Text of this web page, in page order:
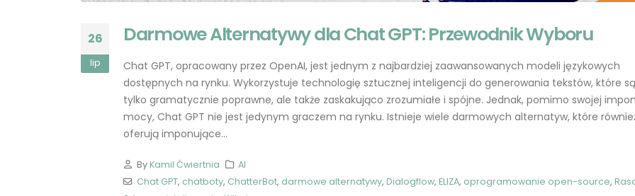
26
lip
Darmowe Alternatywy dla Chat GPT: Przewodnik Wyboru
Chat GPT, opracowany przez OpenAI, jest jednym z najbardziej zaawansowanych modeli językowych
dostępnych na rynku. Wykorzystuje technologię sztucznej inteligencji do generowania tekstów, które
tylko gramatycznie poprawne, ale także zaskakująco zrozumiałe i spójne. Jednak, pomimo swojej
mocy, Chat GPT nie jest jedynym graczem na rynku. Istnieje wiele darmowych alternatyw, które
oferują imponujące...
ByKamil Ćwiertnia
AI
Chat GPT, chatboty, ChatterBot, darmowe alternatywy, Dialogflow, ELIZA, oprogramowanie open-source,